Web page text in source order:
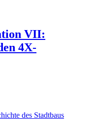
VII:
4X-